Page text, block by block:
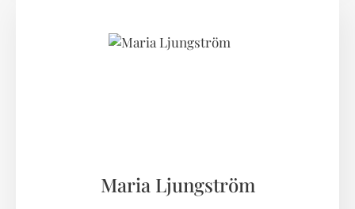
Maria Ljungström